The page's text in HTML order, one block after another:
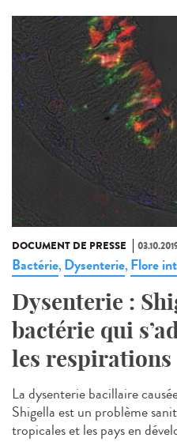
DOCUMENT DE PRESSE
Bactérie, Dysenterie, Flore
Dysenterie :
bactérie qui
les respirations
La dysenterie bacillaire
Shigella est un problème
tropicales et les pays en